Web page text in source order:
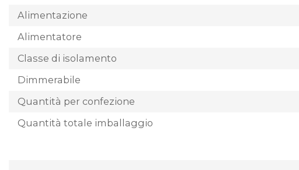
Alimentazione
Alimentatore
Classe di isolamento
Dimmerabile
Quantità per confezione
Quantità totale imballaggio